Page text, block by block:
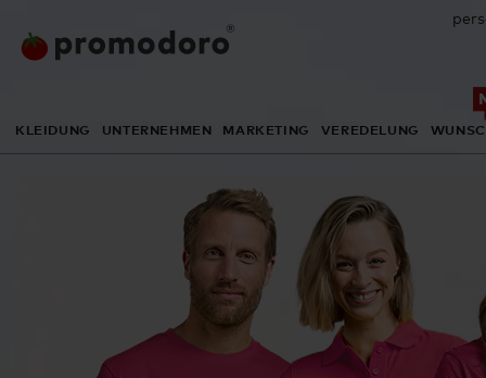
KLEIDUNG UNTERNEHMEN MARKETING VEREDELUNG